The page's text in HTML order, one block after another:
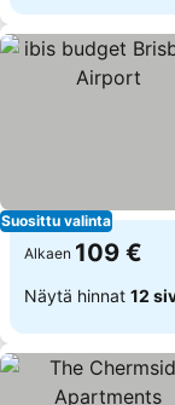
Suosittu valinta
Alkaen 109 €
Näytä hinnat 12